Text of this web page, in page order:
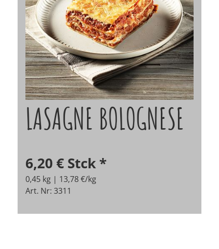
LASAGNE BOLOGNESE
6,20 € Stck *
0,45 kg | 13,78 €/kg
Art. Nr: 3311